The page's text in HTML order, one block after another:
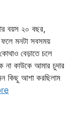
বয়স ২০ বছর,
ফলে মনটা সবসময়
বেড়াতে চলে
কাউকে আমার চুদার
কিছু আশা করছিলাম